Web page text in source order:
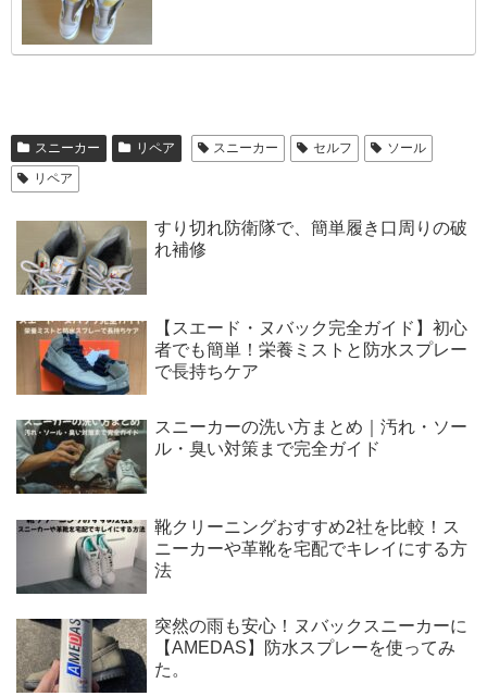
スニーカー リペア スニーカー セルフ
ソール
リペア
すり切れ防衛隊で、簡単履き口周りの破
れ補修
【スエード・ヌバック完全ガイド】初心
者でも簡単！栄養ミストと防水スプレー
で長持ちケア
スニーカーの洗い方まとめ｜汚れ・ソー
ル・臭い対策まで完全ガイド
靴クリーニングおすすめ2社を比較！ス
ニーカーや革靴を宅配でキレイにする方
法
突然の雨も安心！ヌバックスニーカーに
【AMEDAS】防水スプレーを使ってみ
た。